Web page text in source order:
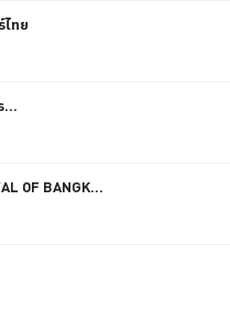
ทย
...
OF BANGK...